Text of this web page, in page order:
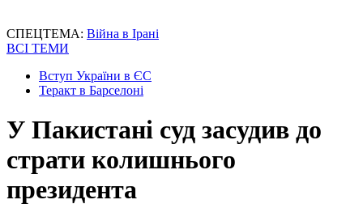
СПЕЦТЕМА: Війна в Ірані
ВСІ ТЕМИ
Вступ України в ЄС
Теракт в Барселоні
У Пакистані суд засудив до
страти колишнього
президента